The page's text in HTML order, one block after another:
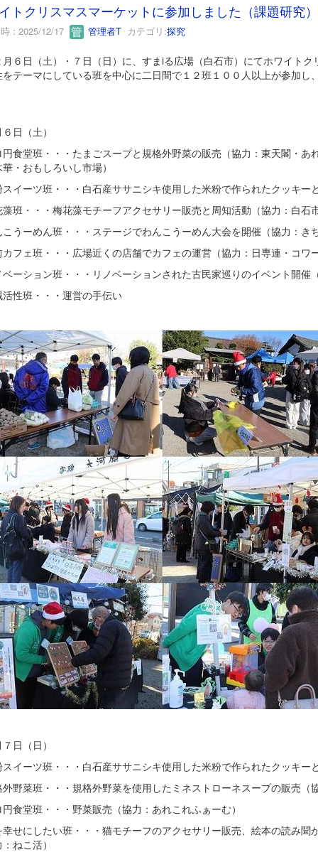
トクリスマスマーケットに参加しました（課題研究）
: 2025/12/17 管理者Tカテゴリ:探究
６日（土）・７日（日）に、すまiる広場（白石市）にてホワイトク
テーマにしている班を中心に二日間で１２班１００人以上が参加
日（土）
食堂班・・・たまごスープと規格外野菜の販売（協力：東天閣・
・おもしろいし市場）
イーツ班・・・白石産ササニシキ使用した米粉で作られたクッキー
班・・・梅花藻モチーフアクセサリー販売と周知活動（協力：白石
うーめん班・・・ステージでわんこうーめん大会を開催（協力：き
フェ班・・・広場近くの店舗でカフェの運営（協力：日専連・コワ
ーション班・・・リノベーションされた古民家巡りのイベント開催
性班・・・運営の手伝い
日（日）
イーツ班・・・白石産ササニシキ使用した米粉で作られたクッキー
野菜班・・・規格外野菜を使用したミネストローネスープの販売（
食堂班・・・野菜販売（協力：あれこれふぁーむ）
せにしたい班・・・猫モチーフのアクセサリー販売、絵本の読み
ねこ活）